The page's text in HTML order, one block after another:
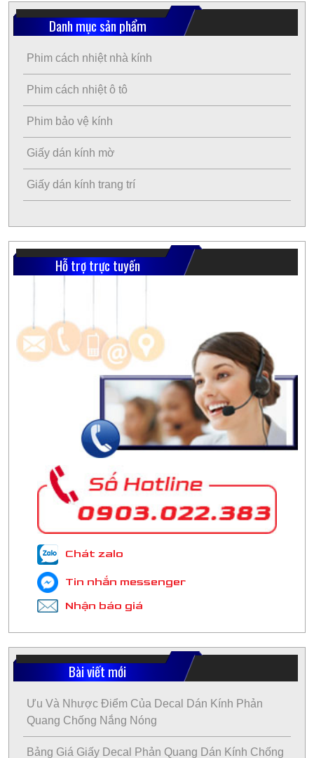
Danh mục sản phẩm
Phim cách nhiệt nhà kính
Phim cách nhiệt ô tô
Phim bảo vệ kính
Giấy dán kính mờ
Giấy dán kính trang trí
Hỗ trợ trực tuyến
Chát zalo
Tin nhắn messenger
Nhận báo giá
Bài viết mới
Ưu Và Nhược Điểm Của Decal Dán Kính Phản
Quang Chống Nắng Nóng
Bảng Giá Giấy Decal Phản Quang Dán Kính Chống